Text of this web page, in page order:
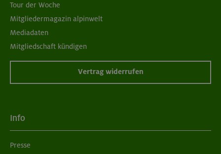
Tour der Woche
Mitgliedermagazin alpinwelt
Mediadaten
Mitgliedschaft kündigen
Vertrag widerrufen
Info
Presse